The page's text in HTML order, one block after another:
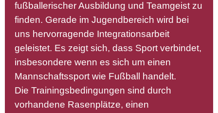
fußballerischer Ausbildung und Teamgeist zu
finden. Gerade im Jugendbereich wird bei
uns hervorragende Integrationsarbeit
geleistet. Es zeigt sich, dass Sport verbindet,
insbesondere wenn es sich um einen
Mannschaftssport wie Fußball handelt.
Die Trainingsbedingungen sind durch
vorhandene Rasenplätze, einen